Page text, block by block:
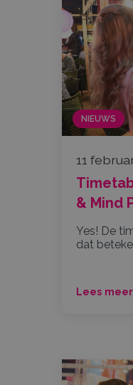
NIEUWS
11
& Mind
Yes! De
dat
Lees meer